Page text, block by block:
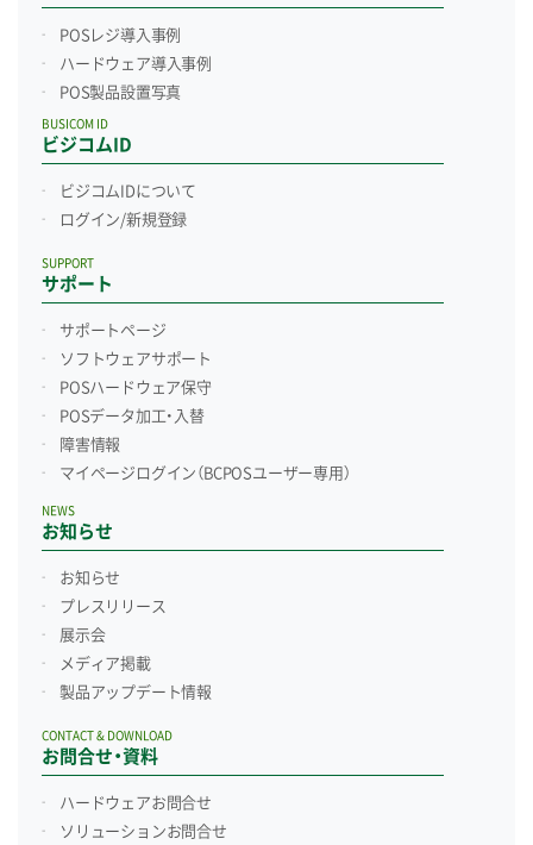
POSレジ導入事例
ハードウェア導入事例
POS製品設置写真
ビジコムID
BUSICOM ID
ビジコムIDについて
ログイン/新規登録
サポート
SUPPORT
サポートページ
ソフトウェアサポート
POSハードウェア保守
POSデータ加工・入替
障害情報
マイページログイン （BCPOSユーザー専用）
お知らせ
NEWS
お知らせ
プレスリリース
展示会
メディア掲載
製品アップデート情報
お問合せ・資料
CONTACT & DOWNLOAD
ハードウェアお問合せ
ソリューションお問合せ